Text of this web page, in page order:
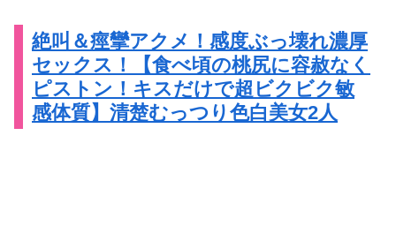
絶叫＆痙攣アクメ！感度ぶっ壊れ濃厚
セックス！【食べ頃の桃尻に容赦なく
ピストン！キスだけで超ビクビク敏
感体質】清楚むっつり色白美女2人